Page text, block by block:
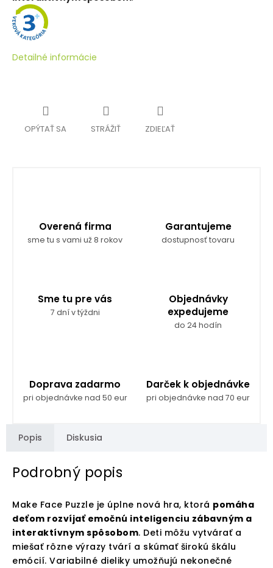
Detailné informácie
OPÝTAŤ SA STRÁŽIŤ ZDIEĽAŤ
Overená firma
sme tu s vami už 8 rokov
Garantujeme
dostupnosť tovaru
Sme tu pre vás
7 dní v týždni
Objednávky
expedujeme
do 24 hodín
Doprava zadarmo
pri objednávke nad 50 eur
Darček k objednávke
pri objednávke nad 70 eur
Popis Diskusia
Podrobný popis
Make Face Puzzle je úplne nová hra, ktorá pomáha
deťom rozvíjať emočnú inteligenciu zábavným a
interaktívnym spôsobom. Deti môžu vytvárať a
miešať rôzne výrazy tvárí a skúmať širokú škálu
emócií. Variabilné dieliky umožňujú nekonečné